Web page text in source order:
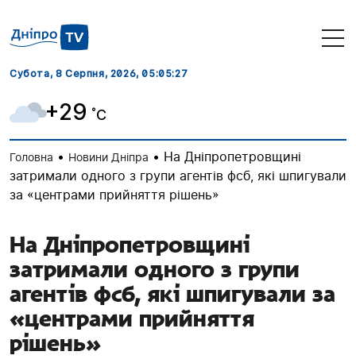
Субота, 8 Серпня, 2026, 05:05:28
+29 ˚C
Головна • Новини Дніпра • На Дніпропетровщині
затримали одного з групи агентів фсб, які шпигували
за «центрами прийняття рішень»
На Дніпропетровщині
затримали одного з групи
агентів фсб, які шпигували за
«центрами прийняття
рішень»